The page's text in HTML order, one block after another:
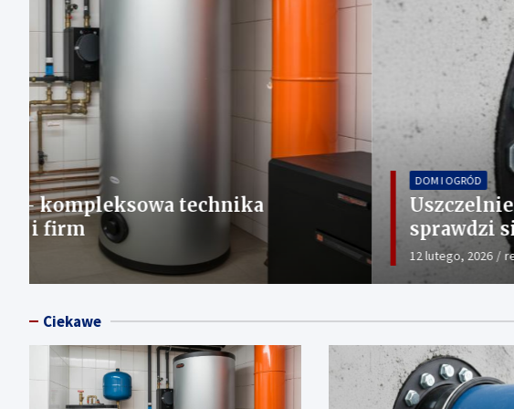
DOM I OGRÓD
Uszczelnienie łańcuchowe do rur bez
sprawdzi się łańcuch uszczelniający?
12 lutego, 2026
Ciekawe